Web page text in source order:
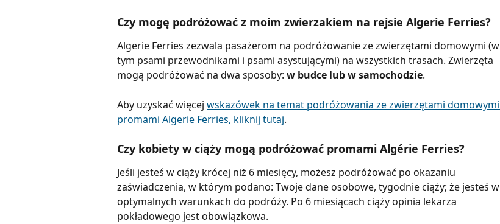
Czy mogę podróżować z moim zwierzakiem na rejsie Algerie Ferries?
Algerie Ferries zezwala pasażerom na podróżowanie ze zwierzętami domowymi (w
tym psami przewodnikami i psami asystującymi) na wszystkich trasach. Zwierzęta
mogą podróżować na dwa sposoby: w budce lub w samochodzie.
Aby uzyskać więcej wskazówek na temat podróżowania ze zwierzętami domowymi
promami Algerie Ferries, kliknij tutaj.
Czy kobiety w ciąży mogą podróżować promami Algérie Ferries?
Jeśli jesteś w ciąży krócej niż 6 miesięcy, możesz podróżować po okazaniu
zaświadczenia, w którym podano: Twoje dane osobowe, tygodnie ciąży; że jesteś w
optymalnych warunkach do podróży. Po 6 miesiącach ciąży opinia lekarza
pokładowego jest obowiązkowa.